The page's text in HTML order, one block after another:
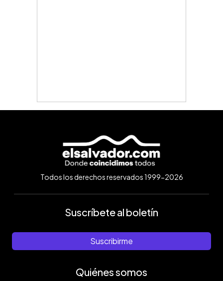
Todos los derechos reservados 1999-2026
Suscríbete al boletín
Suscribirme
Quiénes somos